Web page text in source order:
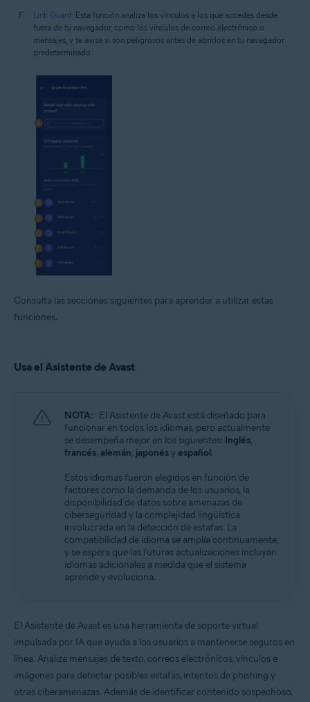
Link Guard: Esta función analiza los vínculos a los que accedes desde
fuera de tu navegador, como los vínculos de correo electrónico o
mensajes, y te avisa si son peligrosos antes de abrirlos en tu navegador
predeterminado.
Consulta las secciones siguientes para aprender a utilizar estas
funciones.
Usa el Asistente de Avast
NOTA: El Asistente de Avast está diseñado para
funcionar en todos los idiomas, pero actualmente
se desempeña mejor en los siguientes: Inglés,
francés, alemán, japonésy español.
Estos idiomas fueron elegidos en función de
factores como la demanda de los usuarios, la
disponibilidad de datos sobre amenazas de
ciberseguridad y la complejidad lingüística
involucrada en la detección de estafas. La
compatibilidad de idioma se amplía continuamente,
y se espera que las futuras actualizaciones incluyan
idiomas adicionales a medida que el sistema
aprende y evoluciona.
El Asistente de Avast es una herramienta de soporte virtual
impulsada por IA que ayuda a los usuarios a mantenerse seguros en
línea. Analiza mensajes de texto, correos electrónicos, vínculos e
imágenes para detectar posibles estafas, intentos de phishing y
otras ciberamenazas. Además de identificar contenido sospechoso,